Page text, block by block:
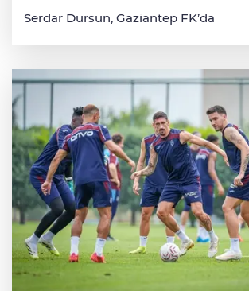
Serdar Dursun, Gaziantep FK’da